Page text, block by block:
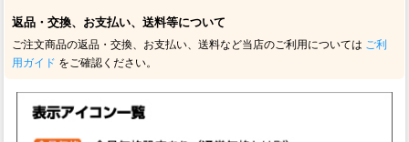
返品・交換、お支払い、送料等について
ご注文商品の返品・交換、お支払い、送料など当店のご利用については ご利
用ガイド をご確認ください。